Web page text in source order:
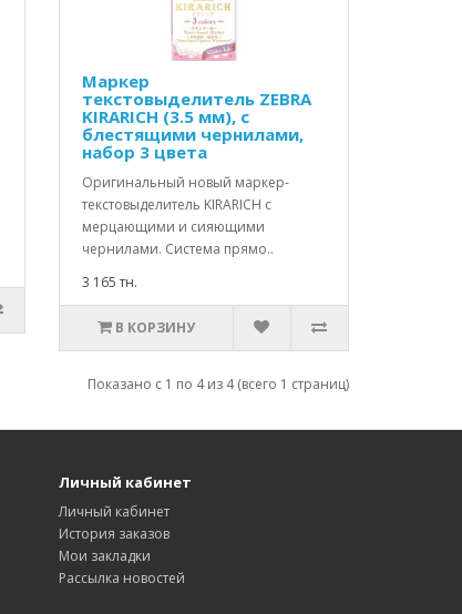
Маркер
текстовыделитель ZEBRA
KIRARICH (3.5 мм), с
блестящими чернилами,
набор 3 цвета
Оригинальный новый маркер-
текстовыделитель KIRARICH с
мерцающими и сияющими
чернилами. Система прямо..
3 165 тн.
В КОРЗИНУ
Показано с 1 по 4 из 4 (всего 1 страниц)
Личный кабинет
Личный кабинет
История заказов
Мои закладки
Рассылка новостей